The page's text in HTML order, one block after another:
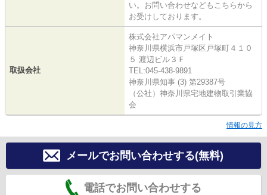
い。お問い合わせなどもこちらから
お受けしております。
取扱会社
株式会社アパマンメイト
神奈川県横浜市戸塚区戸塚町４１０
５ 渡辺ビル３Ｆ
TEL:045-438-9891
神奈川県知事 (3) 第29387号
（公社）神奈川県宅地建物取引業協
会
情報の見方
メールでお問い合わせする(無料)
電話でお問い合わせする